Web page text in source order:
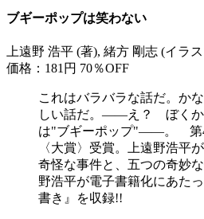
ブギーポップは笑わない
上遠野 浩平 (著), 緒方 剛志 (イラ
価格：181円 70％OFF
これはバラバラな話だ。か
しい話だ。――え？ ぼく
は"ブギーポップ"――。 第
〈大賞〉受賞。上遠野浩平
奇怪な事件と、五つの奇妙
野浩平が電子書籍化にあた
書き』を収録!!